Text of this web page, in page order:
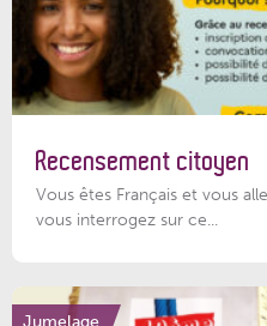
Recensement citoyen
Vous êtes Français et vous
vous interrogez sur ce...
Jumelage